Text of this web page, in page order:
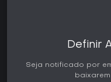
Definir
Seja notificado por